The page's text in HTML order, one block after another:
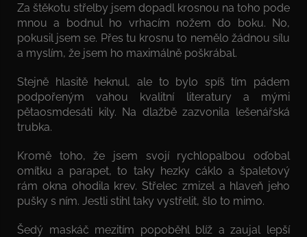
Za štěkotu střelby jsem dopadl krosnou na toho pode
mnou a bodnul ho vrhacím nožem do boku. No,
pokusil jsem se. Přes tu krosnu to nemělo žádnou sílu
a myslím, že jsem ho maximálně poškrábal.
Stejně hlasitě heknul, ale to bylo spíš tím pádem
podpořeným vahou kvalitní literatury a mými
pětaosmdesáti kily. Na dlažbě zazvonila lešenářská
trubka.
Kromě toho, že jsem svojí rychlopalbou oďobal
omítku a parapet, to taky hezky cáklo a špaletový
rám okna ohodila krev. Střelec zmizel a hlaveň jeho
pušky s ním. Jestli stihl taky vystřelit, šlo to mimo.
Šedý maskáč mezitím popoběhl blíž a zaujal lepší